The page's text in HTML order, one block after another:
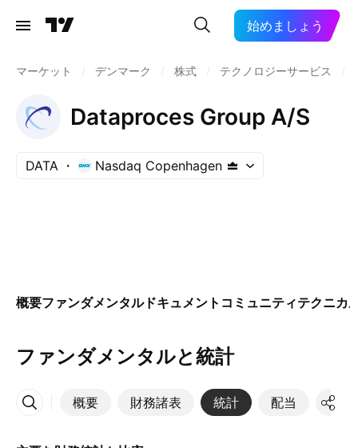
始めましょう
マーケット デンマーク 株式 テクノロジーサービス
Dataproces Group A/S
DATA Nasdaq Copenhagen
概要ファンダメンタルドキュメント コミュニティテクニカ
ファンダメンタルと統計
概要 財務諸表 統計 配当 決算
その他